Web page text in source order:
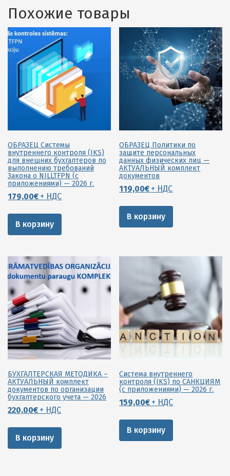
Похожие товары
ОБРАЗЕЦ Системы
внутреннего контроля (IKS)
для внешних бухгалтеров по
выполнению требований
Закона о NILLTFPN (с
приложениями) — 2026 г.
179,00€ + НДС
В корзину
ОБРАЗЕЦ Политики по
защите персональных
данных физических лиц —
АКТУАЛЬНЫЙ комплект
документов
119,00€ + НДС
В корзину
БУХГАЛТЕРСКАЯ МЕТОДИКА –
АКТУАЛЬНЫЙ комплект
документов по организации
бухгалтерского учета — 2026
220,00€ + НДС
В корзину
Система внутреннего
контроля (IKS) по САНКЦИЯМ
(с приложениями) — 2026 г.
159,00€ + НДС
В корзину